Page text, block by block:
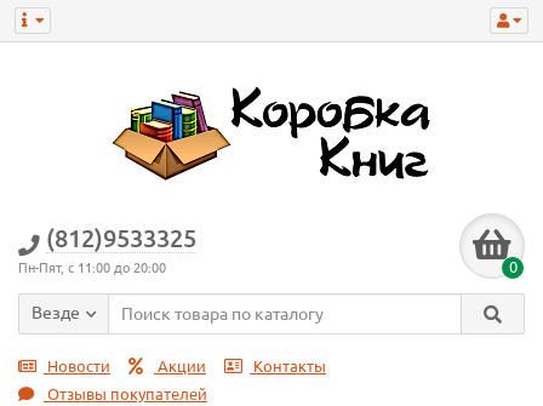
(812)9533325
Пн-Пят, с 11:00 до 20:00 0
Везде
Новости Акции
Контакты
Отзывы покупателей